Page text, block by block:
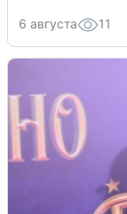
6 августа 11